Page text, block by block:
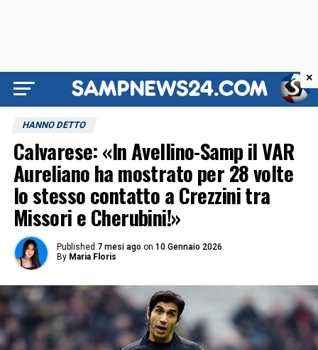
HANNO DETTO
Calvarese: «In Avellino-Samp il VAR
Aureliano ha mostrato per 28 volte
lo stesso contatto a Crezzini tra
Missori e Cherubini!»
Published 7 mesi ago on 10 Gennaio 2026
By Maria Floris
×